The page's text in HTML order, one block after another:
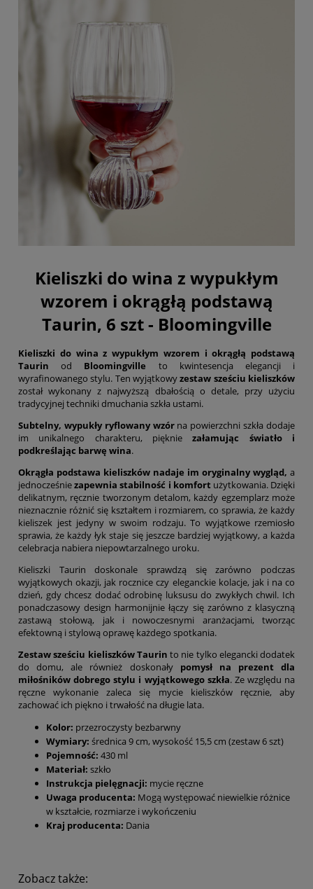
Kieliszki do wina z wypukłym
wzorem i okrągłą podstawą
Taurin, 6 szt - Bloomingville
Kieliszki do wina z wypukłym wzorem i okrągłą podstawą
Taurin od Bloomingville to kwintesencja elegancji i
wyrafinowanego stylu. Ten wyjątkowyzestaw sześciu kieliszków
został wykonany z najwyższą dbałością o detale, przy użyciu
tradycyjnej techniki dmuchania szkła ustami.
Subtelny, wypukły ryflowany wzórna powierzchni szkła dodaje
im unikalnego charakteru, piękniezałamując światło i
podkreślając barwę wina.
Okrągła podstawa kieliszków nadaje im oryginalny wygląd, a
jednocześniezapewnia stabilność i komfort użytkowania. Dzięki
delikatnym, ręcznie tworzonym detalom, każdy egzemplarz może
nieznacznie różnić się kształtem i rozmiarem, co sprawia, że każdy
kieliszek jest jedyny w swoim rodzaju. To wyjątkowe rzemiosło
sprawia, że każdy łyk staje się jeszcze bardziej wyjątkowy, a każda
celebracja nabiera niepowtarzalnego uroku.
Kieliszki Taurin doskonale sprawdzą się zarówno podczas
wyjątkowych okazji, jak rocznice czy eleganckie kolacje, jak i na co
dzień, gdy chcesz dodać odrobinę luksusu do zwykłych chwil. Ich
ponadczasowy design harmonijnie łączy się zarówno z klasyczną
zastawą stołową, jak i nowoczesnymi aranżacjami, tworząc
efektowną i stylową oprawę każdego spotkania.
Zestaw sześciu kieliszków Taurin to nie tylko elegancki dodatek
do domu, ale również doskonałypomysł na prezent dla
miłośników dobrego stylu i wyjątkowego szkła. Ze względu na
ręczne wykonanie zaleca się mycie kieliszków ręcznie, aby
zachować ich piękno i trwałość na długie lata.
Kolor: przezroczysty bezbarwny
Wymiary: średnica 9 cm, wysokość 15,5 cm (zestaw 6 szt)
Pojemność: 430 ml
Materiał: szkło
Instrukcja pielęgnacji: mycie ręczne
Uwaga producenta: Mogą występować niewielkie różnice
w kształcie, rozmiarze i wykończeniu
Kraj producenta: Dania
Zobacz także: